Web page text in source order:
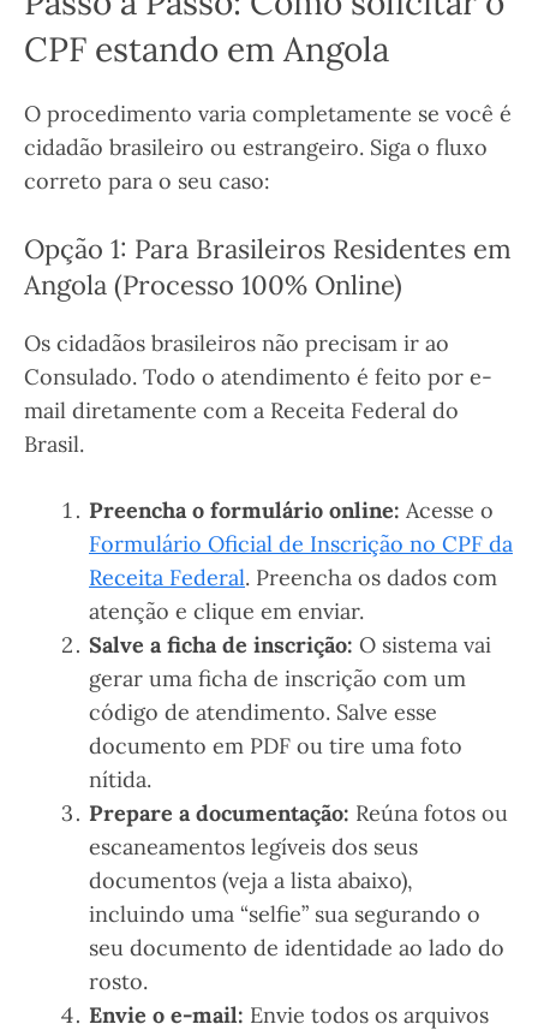
CPF estando em Angola
O procedimento varia completamente se você é
cidadão brasileiro ou estrangeiro. Siga o fluxo
correto para o seu caso:
Opção 1: Para Brasileiros Residentes em
Angola (Processo 100% Online)
Os cidadãos brasileiros não precisam ir ao
Consulado. Todo o atendimento é feito por e-
mail diretamente com a Receita Federal do
Brasil.
Preencha o formulário online: Acesse o
Formulário Oficial de Inscrição no CPF da
Receita Federal. Preencha os dados com
atenção e clique em enviar.
Salve a ficha de inscrição: O sistema vai
gerar uma ficha de inscrição com um
código de atendimento. Salve esse
documento em PDF ou tire uma foto
nítida.
Prepare a documentação: Reúna fotos ou
escaneamentos legíveis dos seus
documentos (veja a lista abaixo),
incluindo uma “selfie” sua segurando o
seu documento de identidade ao lado do
rosto.
Envie o e-mail: Envie todos os arquivos